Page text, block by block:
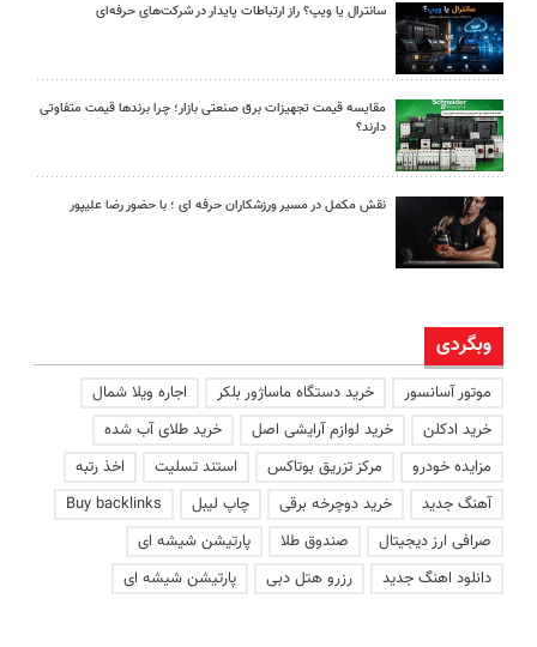
سانترال یا ویپ؟ راز ارتباطات پایدار در شرکت‌های حرفه‌ای
مقایسه قیمت تجهیزات برق صنعتی بازار؛ چرا برندها قیمت متفاوتی
دارند؟
نقش مکمل در مسیر ورزشکاران حرفه ای ؛ با حضور رضا علیپور
وبگردی
موتور آسانسور خرید دستگاه ماساژور بلکر
اجاره ویلا شمال
خرید ادکلن
خرید لوازم آرایشی اصل
خرید طلای آب شده
مزایده خودرو
مرکز تزریق بوتاکس استند تسلیت
اخذ رتبه
آهنگ جدید
خرید دوچرخه برقی چاپ لیبل
Buy backlinks
صرافی ارز دیجیتال
صندوق طلا
پارتیشن شیشه ای
دانلود اهنگ جدید
رزرو هتل دبی پارتیشن شیشه ای